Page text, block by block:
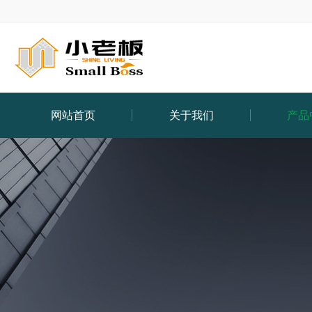
网站首页 关于我们 产品